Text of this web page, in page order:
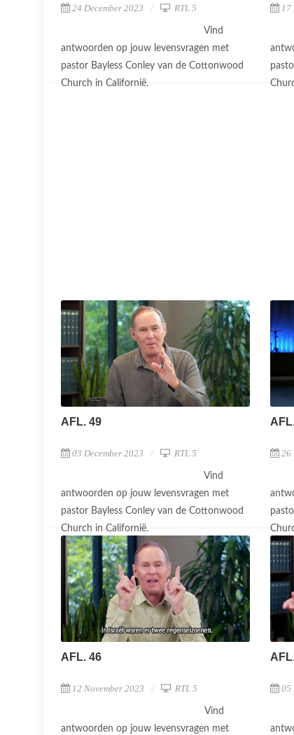
24 December 2023 RTL 5
Vind
antwoorden op jouw levensvragen met
pastor Bayless Conley van de Cottonwood
Church in Californië.
17
AFL. 49
03 December 2023 RTL 5
Vind
antwoorden op jouw levensvragen met
pastor Bayless Conley van de Cottonwood
Church in Californië.
26
AFL. 46
12 November 2023 RTL 5
Vind
antwoorden op jouw levensvragen met
05